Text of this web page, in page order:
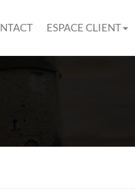
ESPACE CLIENT